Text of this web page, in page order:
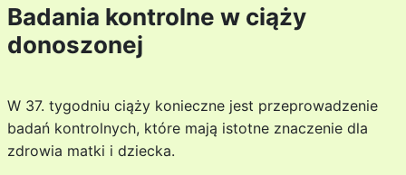
Badania kontrolne w ciąży
donoszonej
W 37. tygodniu ciąży konieczne jest przeprowadzenie
badań kontrolnych, które mają istotne znaczenie dla
zdrowia matki i dziecka.